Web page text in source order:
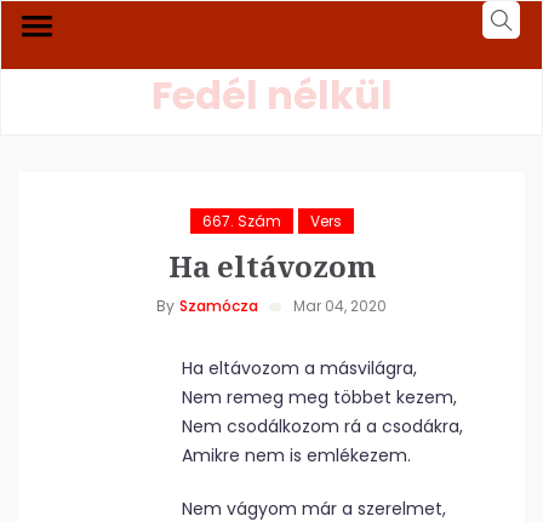
Fedél nélkül
667. Szám Vers
Ha eltávozom
By Szamócza Mar 04, 2020
Ha eltávozom a másvilágra,
Nem remeg meg többet kezem,
Nem csodálkozom rá a csodákra,
Amikre nem is emlékezem.
Nem vágyom már a szerelmet,